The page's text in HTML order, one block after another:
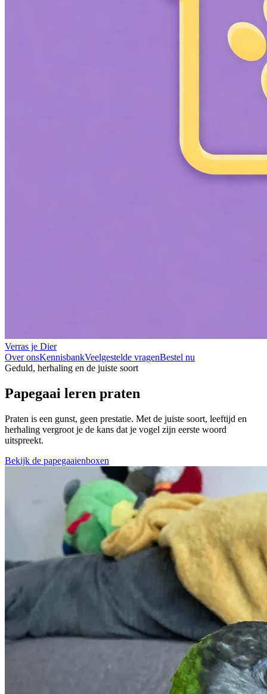
Verras je Dier
Over onsKennisbankVeelgestelde vragenBestel nu
Geduld, herhaling en de juiste soort
Papegaai leren praten
Praten is een gunst, geen prestatie. Met de juiste soort, leeftijd en
herhaling vergroot je de kans dat je vogel zijn eerste woord
uitspreekt.
Bekijk de papegaaienboxen